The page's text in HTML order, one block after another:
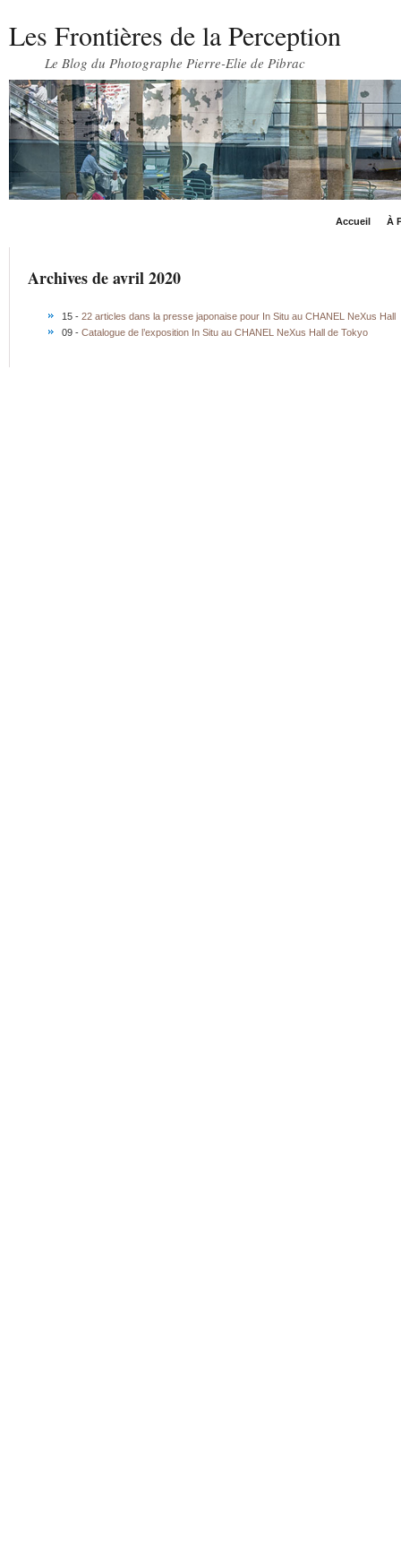
Les Frontières de la Perception
Le Blog du Photographe Pierre-Elie de Pibrac
Accueil À
Archives de avril 2020
15 - 22 articles dans la presse japonaise pour In Situ au CHANEL NeXus Hall
09 - Catalogue de l’exposition In Situ au CHANEL NeXus Hall de Tokyo